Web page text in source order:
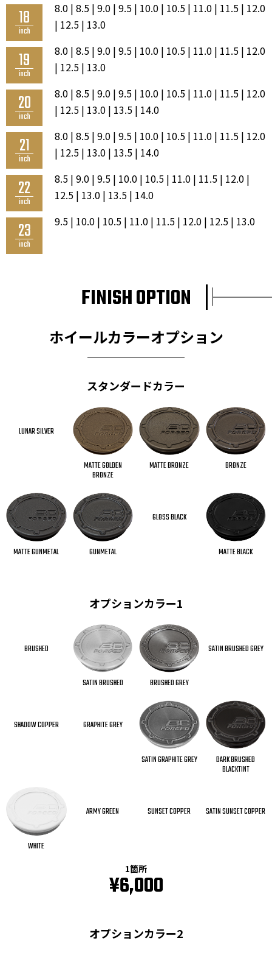
18
inch
8.0 | 8.5 | 9.0 | 9.5 | 10.0 | 10.5 | 11.0 | 11.5 | 12.0
| 12.5 | 13.0
19
inch
8.0 | 8.5 | 9.0 | 9.5 | 10.0 | 10.5 | 11.0 | 11.5 | 12.0
| 12.5 | 13.0
20
inch
8.0 | 8.5 | 9.0 | 9.5 | 10.0 | 10.5 | 11.0 | 11.5 | 12.0
| 12.5 | 13.0 | 13.5 | 14.0
21
inch
8.0 | 8.5 | 9.0 | 9.5 | 10.0 | 10.5 | 11.0 | 11.5 | 12.0
| 12.5 | 13.0 | 13.5 | 14.0
22
inch
8.5 | 9.0 | 9.5 | 10.0 | 10.5 | 11.0 | 11.5 | 12.0 |
12.5 | 13.0 | 13.5 | 14.0
23
inch
9.5 | 10.0 | 10.5 | 11.0 | 11.5 | 12.0 | 12.5 | 13.0
FINISH OPTION
ホイールカラーオプション
スタンダードカラー
LUNAR SILVER
MATTE GOLDEN
BRONZE
MATTE BRONZE BRONZE
MATTE GUNMETAL GUNMETAL
GLOSS BLACK
MATTE BLACK
オプションカラー1
BRUSHED
SATIN BRUSHED BRUSHED GREY
SATIN BRUSHED GREY
SHADOW COPPER GRAPHITE GREY
SATIN GRAPHITE GREY
DARK BRUSHED
BLACKTINT
WHITE
ARMY GREEN SUNSET COPPER SATIN SUNSET COPPER
1箇所
¥6,000
オプションカラー2